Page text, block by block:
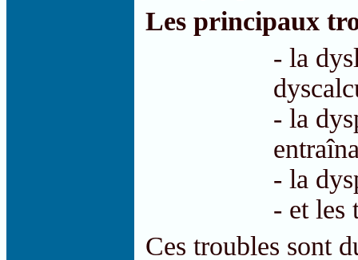
Les principaux
- la
- la
- la
- et les
Ces troubles sont